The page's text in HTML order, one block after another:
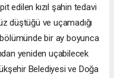
edilen kızıl şahin tedavi
düştüğü ve uçamadığı
bir ay boyunca
yeniden uçabilecek
Belediyesi ve Doğa